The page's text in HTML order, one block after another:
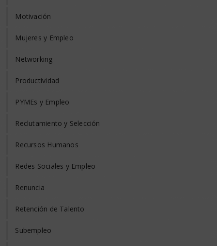
Motivación
Mujeres y Empleo
Networking
Productividad
PYMEs y Empleo
Reclutamiento y Selección
Recursos Humanos
Redes Sociales y Empleo
Renuncia
Retención de Talento
Subempleo